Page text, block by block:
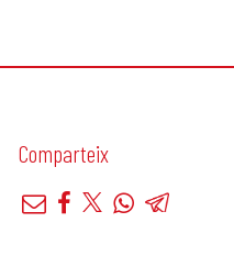
Comparteix